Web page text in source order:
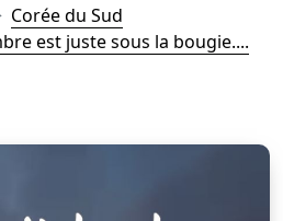
Corée du Sud
est juste sous la bougie....